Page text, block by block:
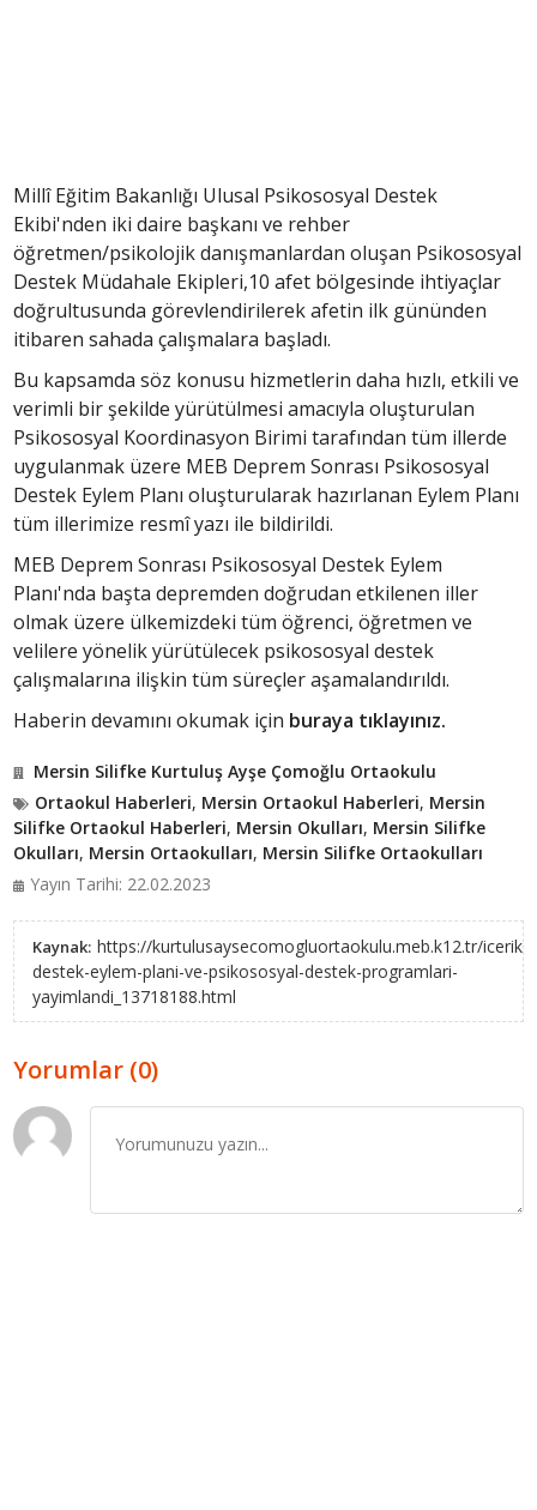
Millî Eğitim Bakanlığı Ulusal Psikososyal Destek
Ekibi'nden iki daire başkanı ve rehber
öğretmen/psikolojik danışmanlardan oluşan Psikososyal
Destek Müdahale Ekipleri,10 afet bölgesinde ihtiyaçlar
doğrultusunda görevlendirilerek afetin ilk gününden
itibaren sahada çalışmalara başladı.
Bu kapsamda söz konusu hizmetlerin daha hızlı, etkili ve
verimli bir şekilde yürütülmesi amacıyla oluşturulan
Psikososyal Koordinasyon Birimi tarafından tüm illerde
uygulanmak üzere MEB Deprem Sonrası Psikososyal
Destek Eylem Planı oluşturularak hazırlanan Eylem Planı
tüm illerimize resmî yazı ile bildirildi.
MEB Deprem Sonrası Psikososyal Destek Eylem
Planı'nda başta depremden doğrudan etkilenen iller
olmak üzere ülkemizdeki tüm öğrenci, öğretmen ve
velilere yönelik yürütülecek psikososyal destek
çalışmalarına ilişkin tüm süreçler aşamalandırıldı.
Haberin devamını okumak için buraya tıklayınız.
Mersin Silifke Kurtuluş Ayşe Çomoğlu Ortaokulu
Ortaokul Haberleri, Mersin Ortaokul Haberleri, Mersin
Silifke Ortaokul Haberleri, Mersin Okulları, Mersin Silifke
Okulları, Mersin Ortaokulları, Mersin Silifke Ortaokulları
Yayın Tarihi: 22.02.2023
Kaynak: https://kurtulusaysecomogluortaokulu.meb.k12.tr/
destek-eylem-plani-ve-psikososyal-destek-programlari-
yayimlandi_13718188.html
Yorumlar (0)